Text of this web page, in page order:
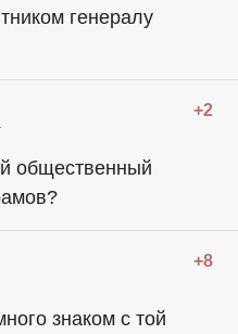
генералу
+2
общественный
+8
знаком с той